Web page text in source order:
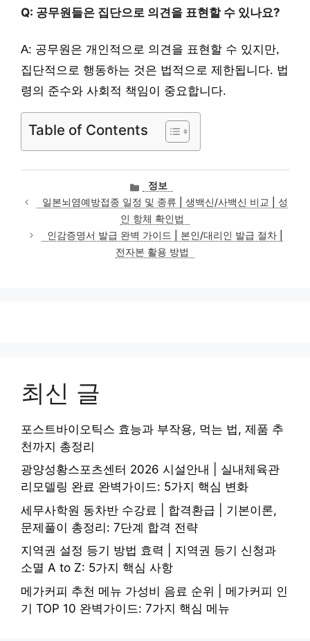
Q: 공무원들은 집단으로 의견을 표현할 수 있나요?
A: 공무원은 개인적으로 의견을 표현할 수 있지만,
집단적으로 행동하는 것은 법적으로 제한됩니다. 법
령의 준수와 사회적 책임이 중요합니다.
Table of Contents
카
테
고
리
정보
일본뇌염예방접종 일정 및 종류 | 생백신/사백신 비교 | 성
인 항체 확인법
인감증명서 발급 완벽 가이드 | 본인/대리인 발급 절차 |
전자본 활용 방법
최신 글
포스트바이오틱스 효능과 부작용, 먹는 법, 제품 추
천까지 총정리
광양성황스포츠센터 2026 시설안내 | 실내체육관
리모델링 완료 완벽가이드: 5가지 핵심 변화
세무사학원 동차반 수강료 | 합격환급 | 기본이론,
문제풀이 총정리: 7단계 합격 전략
지역권 설정 등기 방법 효력 | 지역권 등기 신청과
소멸 A to Z: 5가지 핵심 사항
메가커피 추천 메뉴 가성비 음료 순위 | 메가커피 인
기 TOP 10 완벽가이드: 7가지 핵심 메뉴